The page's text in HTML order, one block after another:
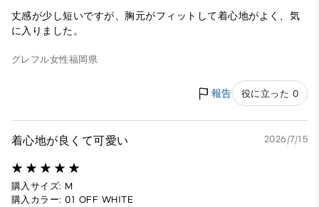
丈感が少し短いですが、胸元がフィットして着心地がよく、気
に入りました。
グレフル女性福岡県
報告 役に立った 0
着心地が良くて可愛い 2026/7/15
購入サイズ: M
購入カラー: 01 OFF WHITE